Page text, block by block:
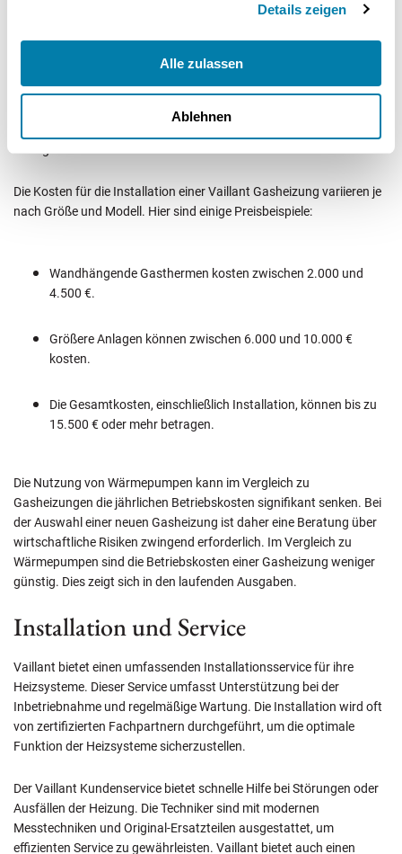
Details zeigen
Alle zulassen
Ablehnen
Die Lebensdauer einer Vaillant Gasheizung kann durch regelmäßige
Wartung und hochwertige Materialien bis zu 20 Jahre betragen. Die
allgemeine Lebensdauer von Vaillant Heizungen liegt zwischen 15
Die Kosten für die Installation einer Vaillant Gasheizung variieren je
nach Größe und Modell. Hier sind einige Preisbeispiele:
Wandhängende Gasthermen kosten zwischen 2.000 und
4.500 €.
Größere Anlagen können zwischen 6.000 und 10.000 €
kosten.
Die Gesamtkosten, einschließlich Installation, können bis zu
15.500 € oder mehr betragen.
Die Nutzung von Wärmepumpen kann im Vergleich zu
Gasheizungen die jährlichen Betriebskosten signifikant senken. Bei
der Auswahl einer neuen Gasheizung ist daher eine Beratung über
wirtschaftliche Risiken zwingend erforderlich. Im Vergleich zu
Wärmepumpen sind die Betriebskosten einer Gasheizung weniger
günstig. Dies zeigt sich in den laufenden Ausgaben.
Installation und Service
Vaillant bietet einen umfassenden Installationsservice für ihre
Heizsysteme. Dieser Service umfasst Unterstützung bei der
Inbetriebnahme und regelmäßige Wartung. Die Installation wird oft
von zertifizierten Fachpartnern durchgeführt, um die optimale
Funktion der Heizsysteme sicherzustellen.
Der Vaillant Kundenservice bietet schnelle Hilfe bei Störungen oder
Ausfällen der Heizung. Die Techniker sind mit modernen
Messtechniken und Original-Ersatzteilen ausgestattet, um
effizienten Service zu gewährleisten. Vaillant bietet auch einen